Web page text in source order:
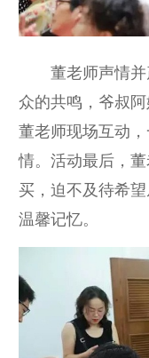
董老师声情
众的共鸣，爷叔
董老师现场互动
情。活动最后，
买，迫不及待希
温馨记忆。